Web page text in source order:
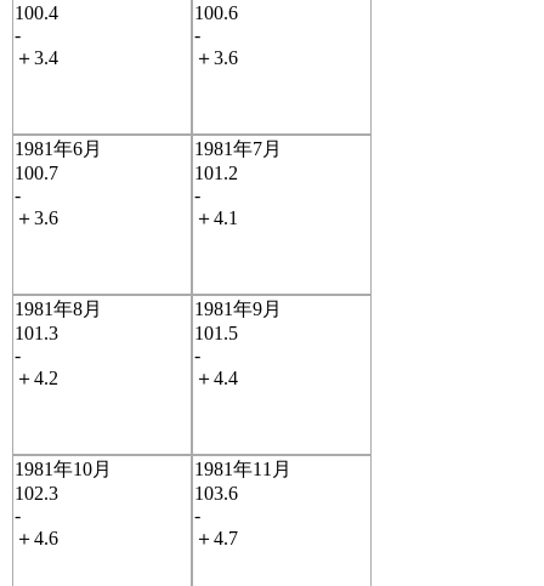
100.4
-
＋3.4
100.6
-
＋3.6
1981年6月
100.7
-
＋3.6
1981年7月
101.2
-
＋4.1
1981年8月
101.3
-
＋4.2
1981年9月
101.5
-
＋4.4
1981年10月
102.3
-
＋4.6
1981年11月
103.6
-
＋4.7